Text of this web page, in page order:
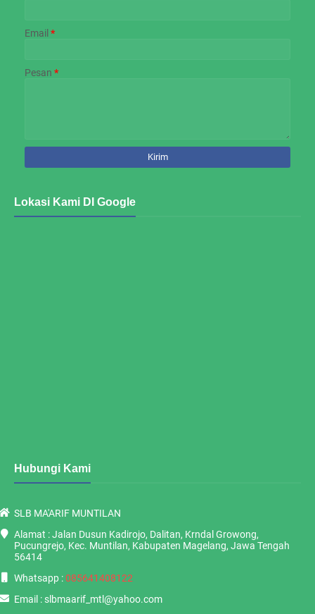
Email *
Pesan *
Lokasi Kami DI Google
Hubungi Kami
SLB MA'ARIF MUNTILAN
Alamat : Jalan Dusun Kadirojo, Dalitan, Krndal Growong,
Pucungrejo, Kec. Muntilan, Kabupaten Magelang, Jawa Tengah
56414
Whatsapp :085641408122
Email : slbmaarif_mtl@yahoo.com